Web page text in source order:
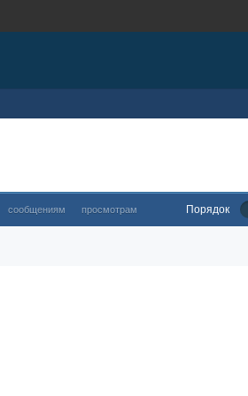
сообщениям просмотрам Порядок